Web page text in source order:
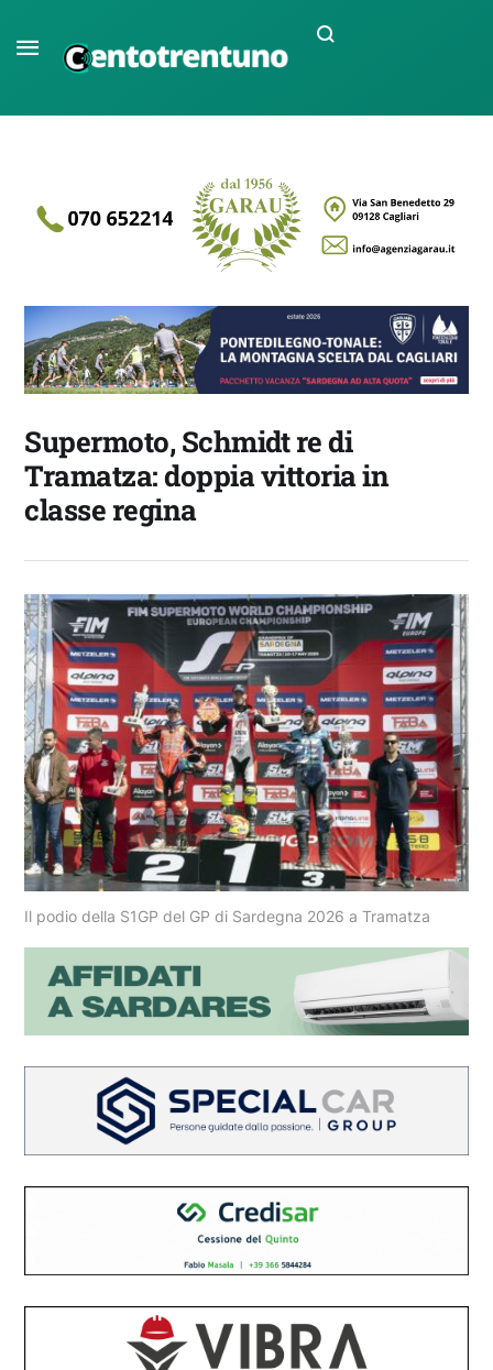
Supermoto, Schmidt re di
Tramatza: doppia vittoria in
classe regina
Il podio della S1GP del GP di Sardegna 2026 a Tramatza